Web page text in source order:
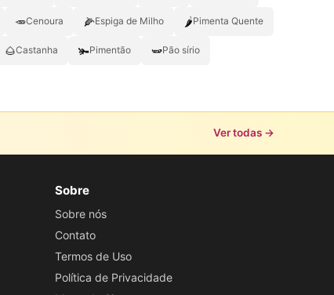
🥕Cenoura 🌽Espiga de Milho 🌶️Pimenta Quente
🌰Castanha 🫚Pimentão 🫛Pão sírio
Ver todas →
Sobre
Sobre nós
Contato
Termos de Uso
Política de Privacidade